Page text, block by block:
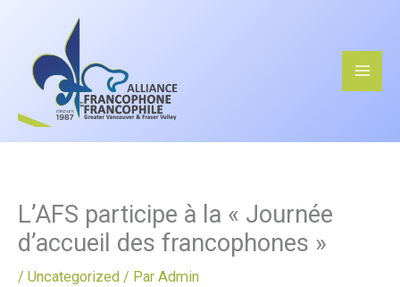
contenu
L’AFS participe à la « Journée
d’accueil des francophones »
/ Uncategorized / Par Admin